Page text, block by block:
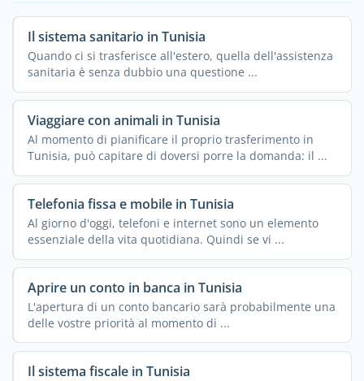
Il sistema sanitario in Tunisia
Quando ci si trasferisce all'estero, quella dell'assistenza
sanitaria è senza dubbio una questione ...
Viaggiare con animali in Tunisia
Al momento di pianificare il proprio trasferimento in
Tunisia, può capitare di doversi porre la domanda: il ...
Telefonia fissa e mobile in Tunisia
Al giorno d'oggi, telefoni e internet sono un elemento
essenziale della vita quotidiana. Quindi se vi ...
Aprire un conto in banca in Tunisia
L'apertura di un conto bancario sarà probabilmente una
delle vostre priorità al momento di ...
Il sistema fiscale in Tunisia